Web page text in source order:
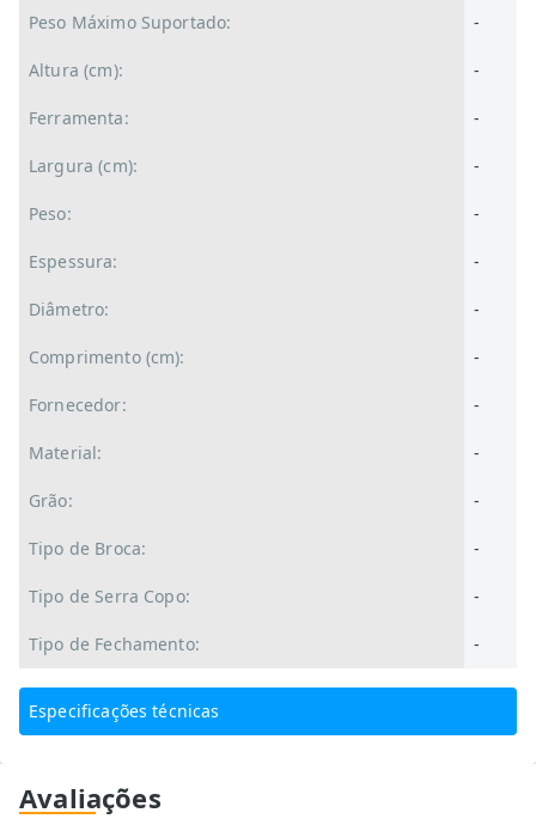
Peso Máximo Suportado: -
Altura (cm): -
Ferramenta: -
Largura (cm): -
Peso: -
Espessura: -
Diâmetro: -
Comprimento (cm): -
Fornecedor: -
Material: -
Grão: -
Tipo de Broca: -
Tipo de Serra Copo: -
Tipo de Fechamento: -
Especificações técnicas
Avaliações